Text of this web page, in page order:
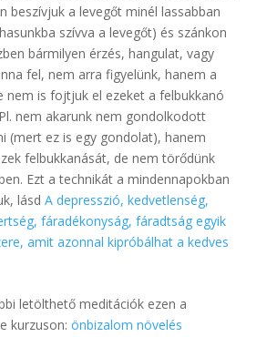
beszívjuk a levegőt minél lassabban
szívva a levegőt) és szánkon
bármilyen érzés, hangulat, vagy
fel, nem arra figyelünk, hanem a
nem is fojtjuk el ezeket a felbukkanó
nem akarunk nem gondolkodott
(mert ez is egy gondolat), hanem
felbukkanását, de nem törődünk
Ezt a technikát a mindennapokban
lásd A depresszió, kedvetlenség,
fáradékonyság, fáradtság egyik
amit azonnal kipróbálhat a kedves
letölthető meditációk ezen a
kurzuson: önbizalom növelés